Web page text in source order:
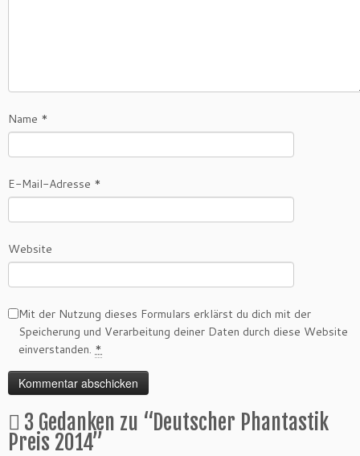
Name *
E-Mail-Adresse *
Website
Mit der Nutzung dieses Formulars erklärst du dich mit der
Speicherung und Verarbeitung deiner Daten durch diese Website
einverstanden. *
3 Gedanken zu “Deutscher Phantastik
Preis 2014”